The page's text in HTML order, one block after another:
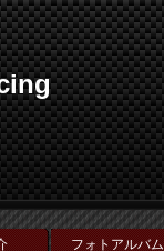
フォトアルバム